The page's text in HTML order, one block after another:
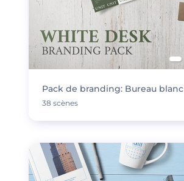
Pack de branding: Bureau blanc
38 scènes